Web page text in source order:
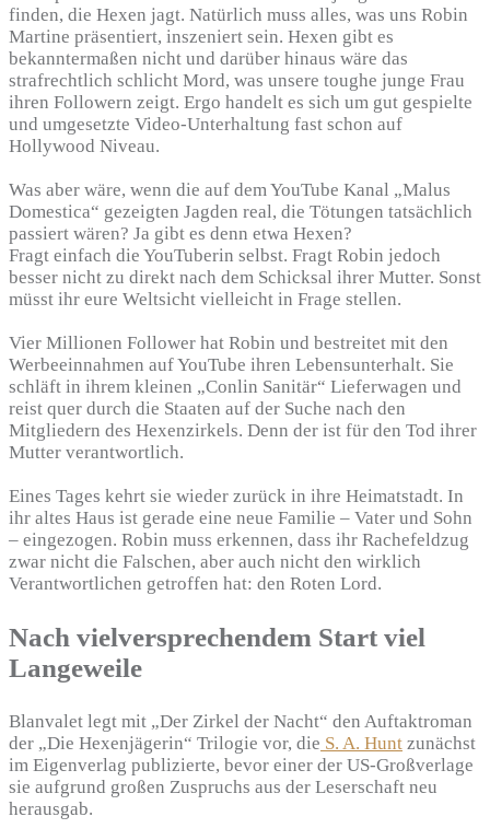
finden, die Hexen jagt. Natürlich muss alles, was uns Robin
Martine präsentiert, inszeniert sein. Hexen gibt es
bekanntermaßen nicht und darüber hinaus wäre das
strafrechtlich schlicht Mord, was unsere toughe junge Frau
ihren Followern zeigt. Ergo handelt es sich um gut gespielte
und umgesetzte Video-Unterhaltung fast schon auf
Hollywood Niveau.
Was aber wäre, wenn die auf dem YouTube Kanal „Malus
Domestica“ gezeigten Jagden real, die Tötungen tatsächlich
passiert wären? Ja gibt es denn etwa Hexen?
Fragt einfach die YouTuberin selbst. Fragt Robin jedoch
besser nicht zu direkt nach dem Schicksal ihrer Mutter. Sonst
müsst ihr eure Weltsicht vielleicht in Frage stellen.
Vier Millionen Follower hat Robin und bestreitet mit den
Werbeeinnahmen auf YouTube ihren Lebensunterhalt. Sie
schläft in ihrem kleinen „Conlin Sanitär“ Lieferwagen und
reist quer durch die Staaten auf der Suche nach den
Mitgliedern des Hexenzirkels. Denn der ist für den Tod ihrer
Mutter verantwortlich.
Eines Tages kehrt sie wieder zurück in ihre Heimatstadt. In
ihr altes Haus ist gerade eine neue Familie – Vater und Sohn
– eingezogen. Robin muss erkennen, dass ihr Rachefeldzug
zwar nicht die Falschen, aber auch nicht den wirklich
Verantwortlichen getroffen hat: den Roten Lord.
Nach vielversprechendem Start viel
Langeweile
Blanvalet legt mit „Der Zirkel der Nacht“ den Auftaktroman
der „Die Hexenjägerin“ Trilogie vor, die S. A. Hunt zunächst
im Eigenverlag publizierte, bevor einer der US-Großverlage
sie aufgrund großen Zuspruchs aus der Leserschaft neu
herausgab.